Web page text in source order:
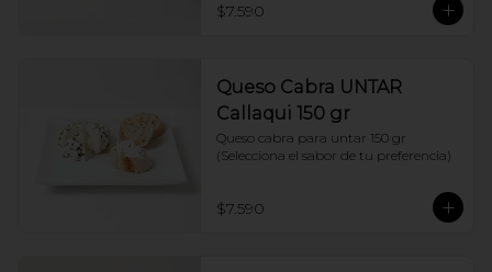
$7.590
Queso Cabra UNTAR
Callaqui 150 gr
Queso cabra para untar 150 gr
(Selecciona el sabor de tu preferencia)
$7.590